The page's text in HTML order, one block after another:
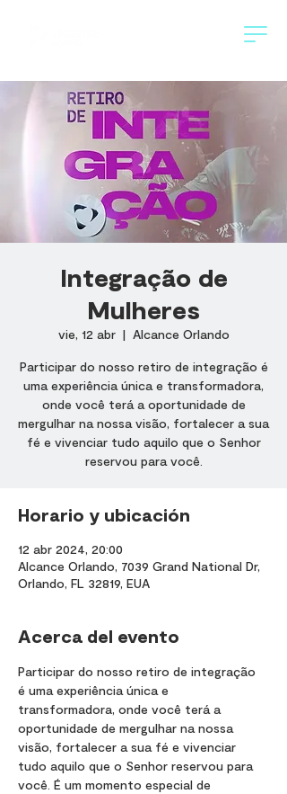
Integração de
Mulheres
vie, 12 abr
  |
Alcance Orlando
Participar do nosso retiro de integração é
uma experiência única e transformadora,
onde você terá a oportunidade de
mergulhar na nossa visão, fortalecer a sua
fé e vivenciar tudo aquilo que o Senhor
reservou para você.
Horario y ubicación
12 abr 2024, 20:00
Alcance Orlando, 7039 Grand National Dr,
Orlando, FL 32819, EUA
Acerca del evento
Participar do nosso retiro de integração
é uma experiência única e
transformadora, onde você terá a
oportunidade de mergulhar na nossa
visão, fortalecer a sua fé e vivenciar
tudo aquilo que o Senhor reservou para
você. É um momento especial de